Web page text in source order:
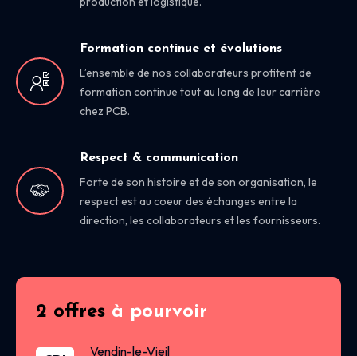
Formation continue et évolutions
L’ensemble de nos collaborateurs profitent de
formation continue tout au long de leur carrière
chez PCB.
Respect & communication
Forte de son histoire et de son organisation, le
respect est au coeur des échanges entre la
direction, les collaborateurs et les fournisseurs.
2 offres à pourvoir
Vendin-le-Vieil